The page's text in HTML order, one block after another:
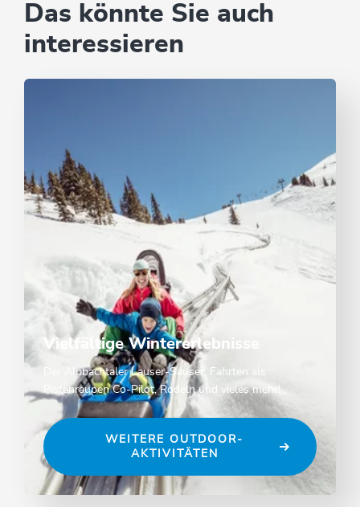
Das könnte Sie auch
interessieren
Vielfältige Wintererlebnisse
Der Alpbachtaler Lauser-Sauser, Fahrten als
Pistenraupen Co-Pilot, Rodeln und vieles mehr!
WEITERE OUTDOOR-
AKTIVITÄTEN